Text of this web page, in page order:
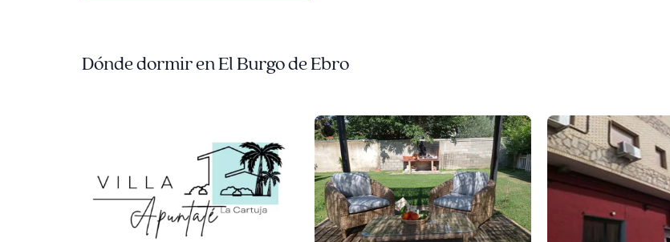
Dónde dormir en El Burgo de Ebro